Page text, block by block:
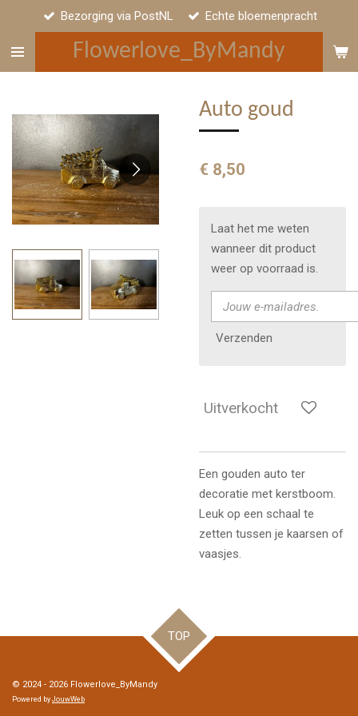
naar
Flowerlove_ByMandy
Bezorging via PostNL Echte bloemenpracht
Auto goud
€ 8,50
Laat het me weten
wanneer dit product
weer op voorraad is.
Verzenden
Uitverkocht
Een gouden auto ter
decoratie met kerstboom.
Leuk op een schaal te
zetten tussen je kaarsen of
vaasjes.
TOP
© 2024 - 2026 Flowerlove_ByMandy
Powered by JouwWeb